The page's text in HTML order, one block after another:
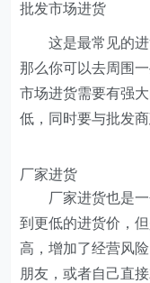
批发市场进货
这是最常见的进
那么你可以去周围
市场进货需要有强
低，同时要与批发商
厂家进货
厂家进货也是一
到更低的进货价，
高，增加了经营风
朋友，或者自己直